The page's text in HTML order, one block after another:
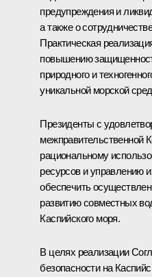
предупреждения и
а также о
Практическая
повышению
природного и
уникальной морской
Президенты с
межправительственной
рациональному
ресурсов и управлению
обеспечить
развитию совместных
Каспийского моря.
В целях реализации
безопасности на